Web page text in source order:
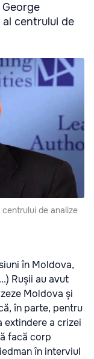
centrului de
de analize
în Moldova,
Rușii au avut
Moldova și
în parte, pentru
a crizei
facă corp
în interviul